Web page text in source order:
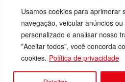
Usamos cookies para aprimorar
navegação, veicular anúncios
personalizado e analisar nosso
"Aceitar todos", você concorda
cookies. Política de privacidade